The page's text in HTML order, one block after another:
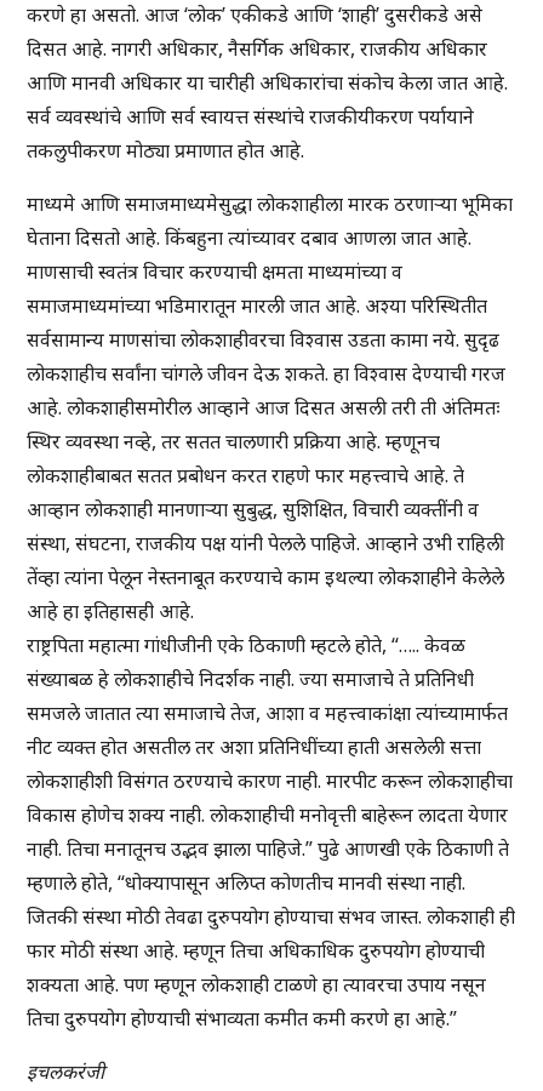
करणे हा असतो. आज ‘लोक’ एकीकडे आणि ‘शाही’ दुसरीकडे असे
दिसत आहे. नागरी अधिकार, नैसर्गिक अधिकार, राजकीय अधिकार
आणि मानवी अधिकार या चारीही अधिकारांचा संकोच केला जात आहे.
सर्व व्यवस्थांचे आणि सर्व स्वायत्त संस्थांचे राजकीयीकरण पर्यायाने
तकलुपीकरण मोठ्या प्रमाणात होत आहे.
माध्यमे आणि समाजमाध्यमेसुद्धा लोकशाहीला मारक ठरणाऱ्या भूमिका
घेताना दिसतो आहे. किंबहुना त्यांच्यावर दबाव आणला जात आहे.
माणसाची स्वतंत्र विचार करण्याची क्षमता माध्यमांच्या व
समाजमाध्यमांच्या भडिमारातून मारली जात आहे. अश्या परिस्थितीत
सर्वसामान्य माणसांचा लोकशाहीवरचा विश्वास उडता कामा नये. सुदृढ
लोकशाहीच सर्वांना चांगले जीवन देऊ शकते. हा विश्वास देण्याची गरज
आहे. लोकशाहीसमोरील आव्हाने आज दिसत असली तरी ती अंतिमतः
स्थिर व्यवस्था नव्हे, तर सतत चालणारी प्रक्रिया आहे. म्हणूनच
लोकशाहीबाबत सतत प्रबोधन करत राहणे फार महत्त्वाचे आहे. ते
आव्हान लोकशाही मानणाऱ्या सुबुद्ध, सुशिक्षित, विचारी व्यक्तींनी व
संस्था, संघटना, राजकीय पक्ष यांनी पेलले पाहिजे. आव्हाने उभी राहिली
तेंव्हा त्यांना पेलून नेस्तनाबूत करण्याचे काम इथल्या लोकशाहीने केलेले
आहे हा इतिहासही आहे.
राष्ट्रपिता महात्मा गांधीजीनी एके ठिकाणी म्हटले होते, “….. केवळ
संख्याबळ हे लोकशाहीचे निदर्शक नाही. ज्या समाजाचे ते प्रतिनिधी
समजले जातात त्या समाजाचे तेज, आशा व महत्त्वाकांक्षा त्यांच्यामार्फत
नीट व्यक्त होत असतील तर अशा प्रतिनिधींच्या हाती असलेली सत्ता
लोकशाहीशी विसंगत ठरण्याचे कारण नाही. मारपीट करून लोकशाहीचा
विकास होणेच शक्य नाही. लोकशाहीची मनोवृत्ती बाहेरून लादता येणार
नाही. तिचा मनातूनच उद्भव झाला पाहिजे.” पुढे आणखी एके ठिकाणी ते
म्हणाले होते, “धोक्यापासून अलिप्त कोणतीच मानवी संस्था नाही.
जितकी संस्था मोठी तेवढा दुरुपयोग होण्याचा संभव जास्त. लोकशाही ही
फार मोठी संस्था आहे. म्हणून तिचा अधिकाधिक दुरुपयोग होण्याची
शक्यता आहे. पण म्हणून लोकशाही टाळणे हा त्यावरचा उपाय नसून
तिचा दुरुपयोग होण्याची संभाव्यता कमीत कमी करणे हा आहे.”
इचलकरंजी